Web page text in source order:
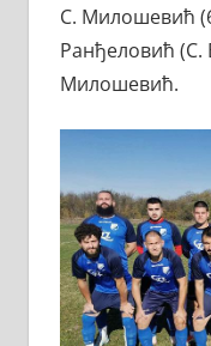
С. Милошевић
Ранђеловић (С.
Милошевић.